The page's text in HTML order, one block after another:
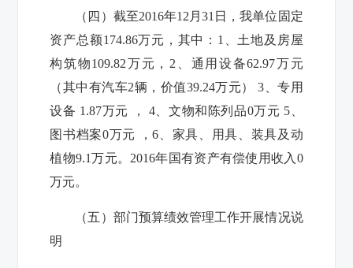
（四）截至2016年12月31日，我单位固定
资产总额174.86万元，其中：1、土地及房屋
构筑物109.82万元，2、通用设备62.97万元
（其中有汽车2辆，价值39.24万元） 3、专用
设备 1.87万元 ， 4、文物和陈列品0万元 5、
图书档案0万元 ，6、家具、用具、装具及动
植物9.1万元。2016年国有资产有偿使用收入0
万元。
（五）部门预算绩效管理工作开展情况说
明